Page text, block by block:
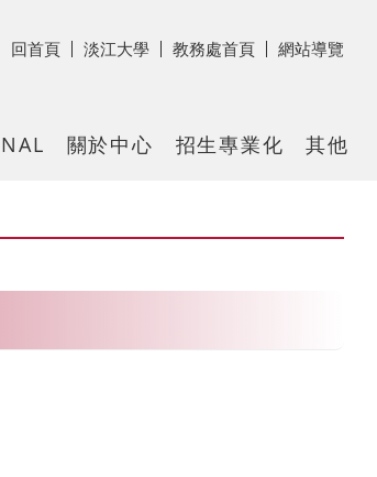
回首頁 淡江大學 教務處首頁 網站導覽
關於中心 招生專業化 其他